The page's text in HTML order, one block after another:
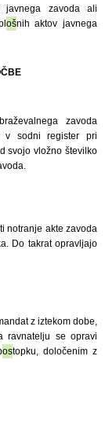
javnega zavoda ali
ošnih aktov javnega
zavoda
sodni register pri
svojo vložno številko
notranje akte zavoda
Do takrat opravljajo
z iztekom dobe,
ravnatelju se opravi
ostopku, določenim z